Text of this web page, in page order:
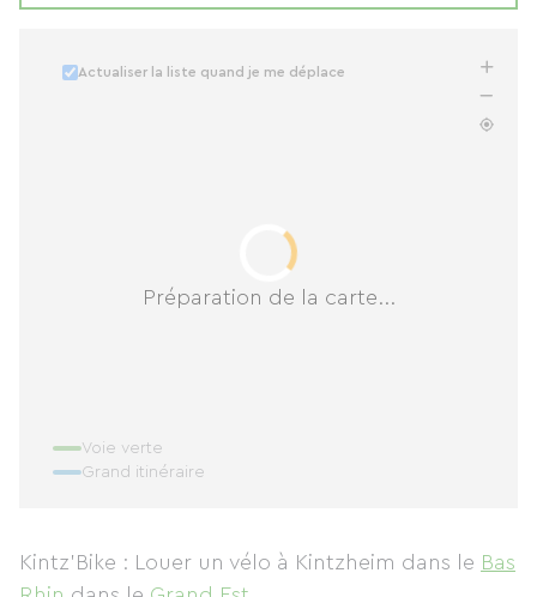
Préparation de la carte...
Actualiser la liste quand je me déplace
Voie verte
Grand itinéraire
Kintz’Bike : Louer un vélo à Kintzheim dans le Bas